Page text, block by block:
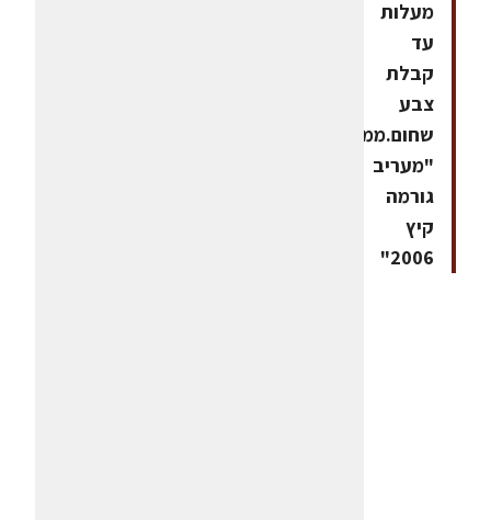
מעלות
עד
קבלת
צבע
שחום.ממתכוני
"מעריב
גורמה
קיץ
2006"